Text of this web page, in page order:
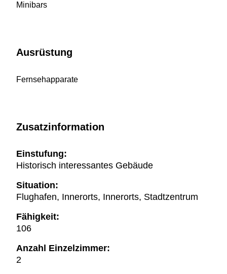
Minibars
Ausrüstung
Fernsehapparate
Zusatzinformation
Einstufung:
Historisch interessantes Gebäude
Situation:
Flughafen, Innerorts, Innerorts, Stadtzentrum
Fähigkeit:
106
Anzahl Einzelzimmer:
2